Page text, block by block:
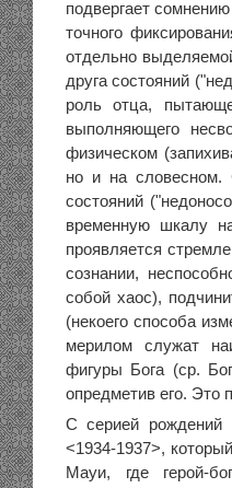
подвергает
точного
отдельно
друга состояний
роль отца,
выполняющего
физическом
но и на словесном.
состояний
временную шкалу
проявляется
сознании,
собой хаос),
(некоего способа
мерилом служат
фигуры Бога (ср.
опредметив его. Это
С серией рождений
<1934-1937>,
Мауи, где герой-